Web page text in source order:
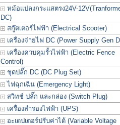
หม้อแปลงกระแสตรง24V-
DC)
สกู๊ตเตอร์ไฟฟ้า (Electrical Scooter)
เครื่องจ่ายไฟ DC (Power Supply Gen
เครื่องควบคุมรั้วไฟฟ้า (Electric Fence
Control)
ชุดปลั๊ก DC (DC Plug Set)
ไฟฉุกเฉิน (Emergency Light)
สวิทช์ ปลั๊ก และกล่อง (Switch Plug)
เครื่องสำรองไฟฟ้า (UPS)
อะเดปเตอร์ปรับค่าได้ (Variable Voltage